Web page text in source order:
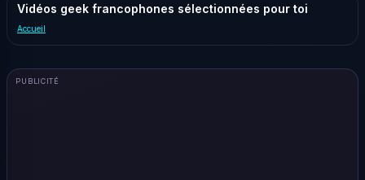
Vidéos geek francophones sélectionnées pour toi
Accueil
PUBLICITÉ